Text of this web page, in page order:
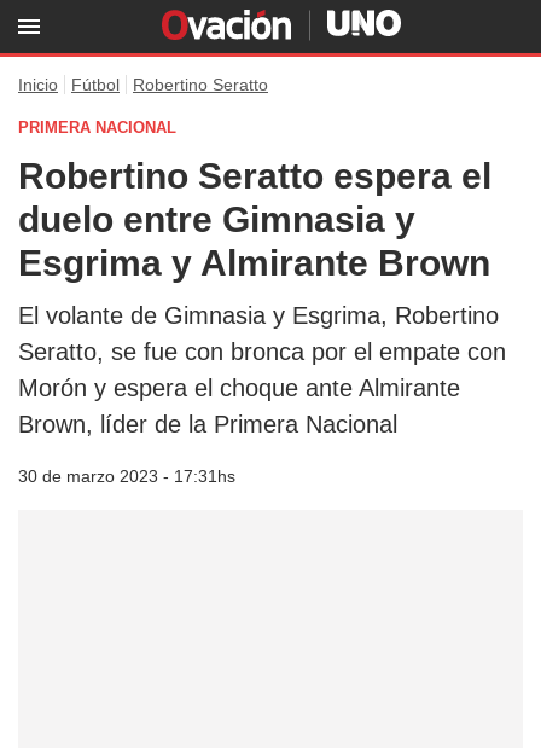
Inicio Fútbol Robertino Seratto
PRIMERA NACIONAL
Robertino Seratto espera el
duelo entre Gimnasia y
Esgrima y Almirante Brown
El volante de Gimnasia y Esgrima, Robertino
Seratto, se fue con bronca por el empate con
Morón y espera el choque ante Almirante
Brown, líder de la Primera Nacional
30 de marzo 2023 - 17:31hs